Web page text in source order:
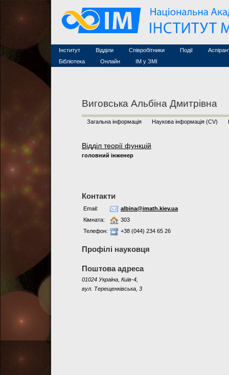
Інститут
Конкурси на посади
Науково-організаційна робота
Відділи Співробітники
Асоційовані дослідники
Технічний персонал
Події
Конференції
Курси з
Бібліотека
MathSciNet
Публікації
Онлайн
ІМ у ЗМІ
Виговська Альбіна Дмитрівна
Загальна інформація Наукова інформація (CV)
Відділ теорії функцій
головний інженер
Контакти
Email:
albina@imath.kiev.ua
Кімната:
303
Телефон:
+38 (044) 234 65 26
Профілі науковця
Поштова адреса
01024 Україна, Київ-4,
вул. Терещенківська, 3